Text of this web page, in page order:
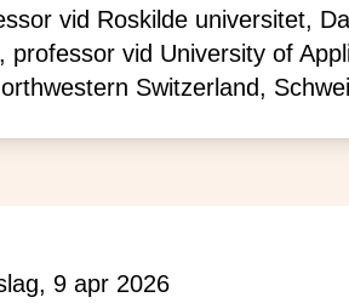
vid Roskilde universitet,
professor vid University of
Switzerland,
9 apr 2026